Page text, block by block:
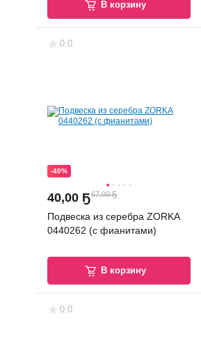
В корзину
0.0
-40%
40,00 Ҕ67,00 Ҕ
Подвеска из серебра ZORKA
0440262 (с фианитами)
В корзину
0.0